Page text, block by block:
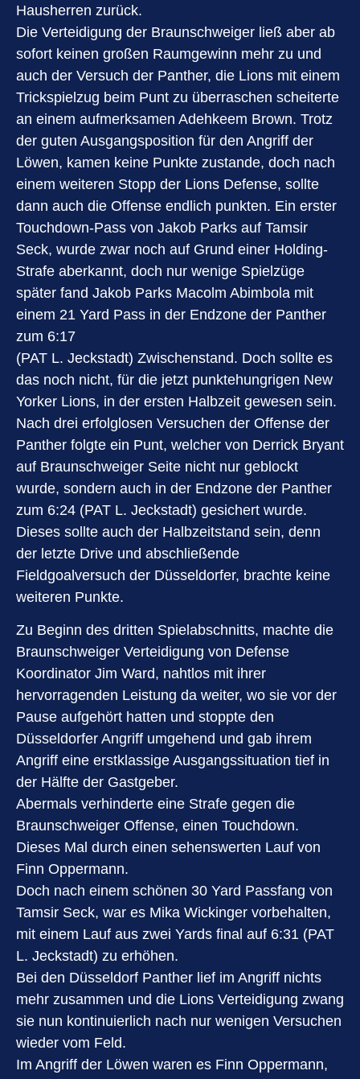
Hausherren zurück.
Die Verteidigung der Braunschweiger ließ aber ab
sofort keinen großen Raumgewinn mehr zu und
auch der Versuch der Panther, die Lions mit einem
Trickspielzug beim Punt zu überraschen scheiterte
an einem aufmerksamen Adehkeem Brown. Trotz
der guten Ausgangsposition für den Angriff der
Löwen, kamen keine Punkte zustande, doch nach
einem weiteren Stopp der Lions Defense, sollte
dann auch die Offense endlich punkten. Ein erster
Touchdown-Pass von Jakob Parks auf Tamsir
Seck, wurde zwar noch auf Grund einer Holding-
Strafe aberkannt, doch nur wenige Spielzüge
später fand Jakob Parks Macolm Abimbola mit
einem 21 Yard Pass in der Endzone der Panther
zum 6:17
(PAT L. Jeckstadt) Zwischenstand. Doch sollte es
das noch nicht, für die jetzt punktehungrigen New
Yorker Lions, in der ersten Halbzeit gewesen sein.
Nach drei erfolglosen Versuchen der Offense der
Panther folgte ein Punt, welcher von Derrick Bryant
auf Braunschweiger Seite nicht nur geblockt
wurde, sondern auch in der Endzone der Panther
zum 6:24 (PAT L. Jeckstadt) gesichert wurde.
Dieses sollte auch der Halbzeitstand sein, denn
der letzte Drive und abschließende
Fieldgoalversuch der Düsseldorfer, brachte keine
weiteren Punkte.
Zu Beginn des dritten Spielabschnitts, machte die
Braunschweiger Verteidigung von Defense
Koordinator Jim Ward, nahtlos mit ihrer
hervorragenden Leistung da weiter, wo sie vor der
Pause aufgehört hatten und stoppte den
Düsseldorfer Angriff umgehend und gab ihrem
Angriff eine erstklassige Ausgangssituation tief in
der Hälfte der Gastgeber.
Abermals verhinderte eine Strafe gegen die
Braunschweiger Offense, einen Touchdown.
Dieses Mal durch einen sehenswerten Lauf von
Finn Oppermann.
Doch nach einem schönen 30 Yard Passfang von
Tamsir Seck, war es Mika Wickinger vorbehalten,
mit einem Lauf aus zwei Yards final auf 6:31 (PAT
L. Jeckstadt) zu erhöhen.
Bei den Düsseldorf Panther lief im Angriff nichts
mehr zusammen und die Lions Verteidigung zwang
sie nun kontinuierlich nach nur wenigen Versuchen
wieder vom Feld.
Im Angriff der Löwen waren es Finn Oppermann,